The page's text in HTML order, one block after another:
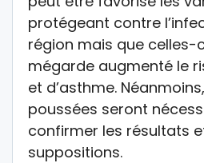
protégeant contre
région mais que celles-
mégarde augmenté le
et d’asthme.
poussées seront
confirmer les résultats
suppositions.